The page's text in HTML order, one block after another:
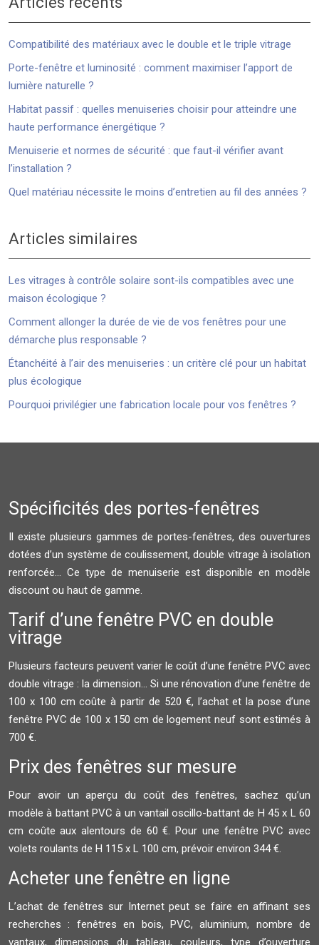
Compatibilité des matériaux avec le double et le triple vitrage
Porte-fenêtre et luminosité : comment maximiser l’apport de
lumière naturelle ?
Habitat passif : quelles menuiseries choisir pour atteindre une
haute performance énergétique ?
Menuiserie et normes de sécurité : que faut-il vérifier avant
l’installation ?
Quel matériau nécessite le moins d’entretien au fil des années ?
Articles similaires
Les vitrages à contrôle solaire sont-ils compatibles avec une
maison écologique ?
Comment allonger la durée de vie de vos fenêtres pour une
démarche plus responsable ?
Étanchéité à l’air des menuiseries : un critère clé pour un habitat
plus écologique
Pourquoi privilégier une fabrication locale pour vos fenêtres ?
Spécificités des portes-fenêtres
Il existe plusieurs gammes de portes-fenêtres, des ouvertures
dotées d’un système de coulissement, double vitrage à isolation
renforcée… Ce type de menuiserie est disponible en modèle
discount ou haut de gamme.
Tarif d’une fenêtre PVC en double
vitrage
Plusieurs facteurs peuvent varier le coût d’une fenêtre PVC avec
double vitrage : la dimension... Si une rénovation d’une fenêtre de
100 x 100 cm coûte à partir de 520 €, l’achat et la pose d’une
fenêtre PVC de 100 x 150 cm de logement neuf sont estimés à
700 €.
Prix des fenêtres sur mesure
Pour avoir un aperçu du coût des fenêtres, sachez qu’un
modèle à battant PVC à un vantail oscillo-battant de H 45 x L 60
cm coûte aux alentours de 60 €. Pour une fenêtre PVC avec
volets roulants de H 115 x L 100 cm, prévoir environ 344 €.
Acheter une fenêtre en ligne
L’achat de fenêtres sur Internet peut se faire en affinant ses
recherches : fenêtres en bois, PVC, aluminium, nombre de
vantaux, dimensions du tableau, couleurs, type d’ouverture